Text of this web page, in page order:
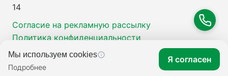
14
Согласие на рекламную рассылку
Политика конфиденциальности
Мы используем cookies
Подробнее
Я согласен